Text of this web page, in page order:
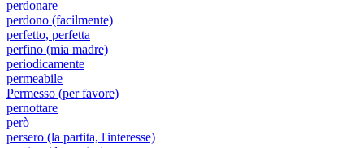
perdonare
perdono (facilmente)
perfetto, perfetta
perfino (mia madre)
periodicamente
permeabile
Permesso (per favore)
pernottare
però
persero (la partita, l'interesse)